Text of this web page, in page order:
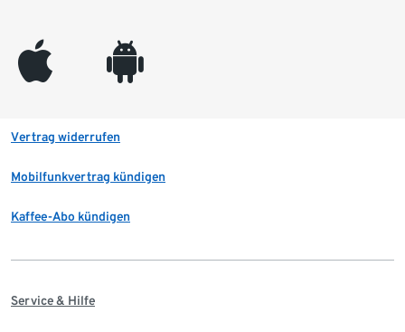
appleinc android
Vertrag widerrufen
Mobilfunkvertrag kündigen
Kaffee-Abo kündigen
Service & Hilfe